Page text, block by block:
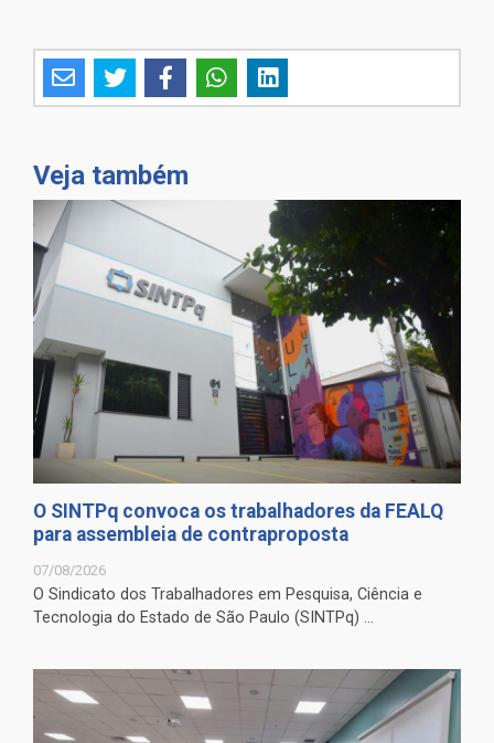
Veja também
O SINTPq convoca os trabalhadores da FEALQ
para assembleia de contraproposta
07/08/2026
O Sindicato dos Trabalhadores em Pesquisa, Ciência e
Tecnologia do Estado de São Paulo (SINTPq) ...